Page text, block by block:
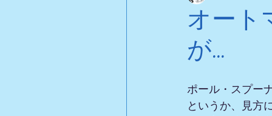
オー
が...
ポール・スプー
というか、見方